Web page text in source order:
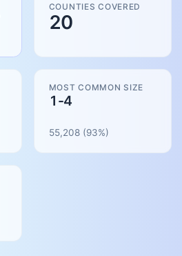
COUNTIES COVERED
20
MOST COMMON SIZE
1-4
55,208(93%)